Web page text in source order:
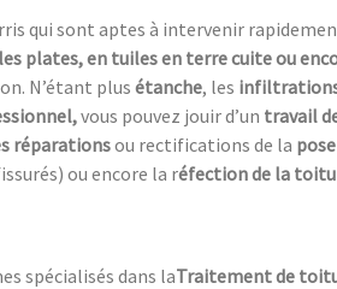
qui sont aptes à intervenir
plates, en tuiles en terre cuite ou
N’étant plus étanche, les
vous pouvez jouir d’un travail
réparationsou rectifications de la
ou encore la réfection de la
spécialisés dans laTraitement de